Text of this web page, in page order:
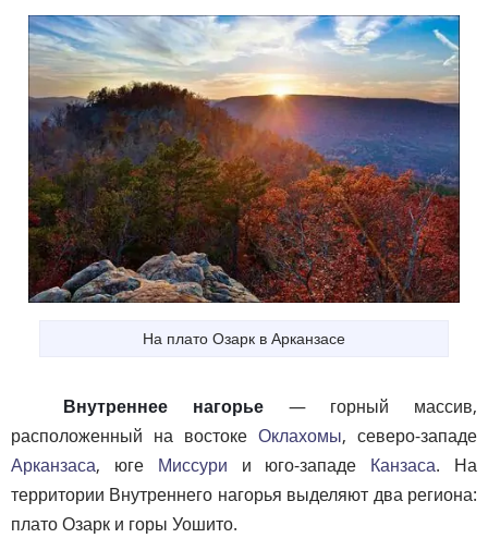
На плато Озарк в Арканзасе
Внутреннее нагорье— горный массив,
расположенный на востоке Оклахомы, северо-западе
Арканзаса, юге Миссури и юго-западе Канзаса. На
территории Внутреннего нагорья выделяют два региона:
плато Озарк и горы Уошито.